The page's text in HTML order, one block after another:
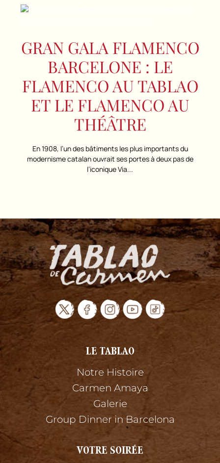
GRAN GALA FLAMENCO
BARCELONE : LE
FLAMENCO AU TABLAO
ET LE FLAMENCO AU
THÉÂTRE
En 1908, l’un des bâtiments les plus importants du
modernisme catalan ouvrait ses portes à deux pas de
l’iconique Via...
LE TABLAO
Notre Histoire
Carmen Amaya
Galerie
Group Dinner in Barcelona
VOTRE SOIRÉE